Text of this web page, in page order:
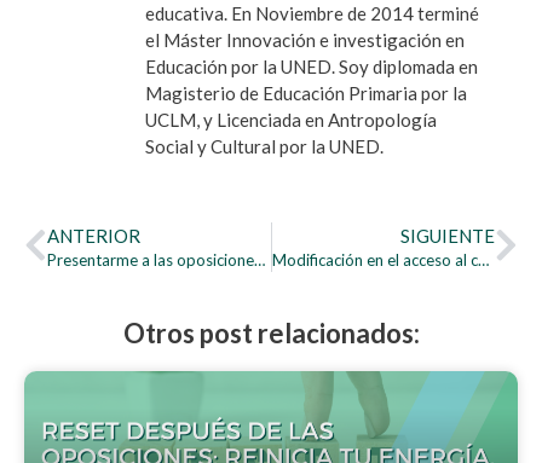
educativa. En Noviembre de 2014 terminé
el Máster Innovación e investigación en
Educación por la UNED. Soy diplomada en
Magisterio de Educación Primaria por la
UCLM, y Licenciada en Antropología
Social y Cultural por la UNED.
ANTERIOR
Presentarme a las oposiciones pero… ¿por dónde empiezo?
SIGUIENTE
Modificación en el acceso al cuerpo de docentes a las oposiciones
Otros post relacionados: